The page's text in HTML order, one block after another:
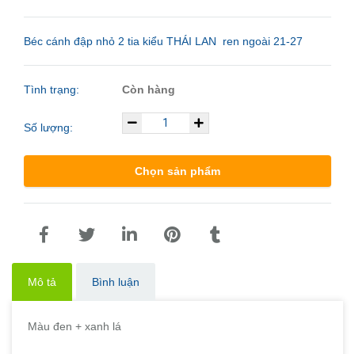
Béc cánh đập nhỏ 2 tia kiểu THÁI LAN ren ngoài 21-27
Tình trạng: Còn hàng
Số lượng:
Chọn sản phẩm
Mô tả Bình luận
Màu đen + xanh lá